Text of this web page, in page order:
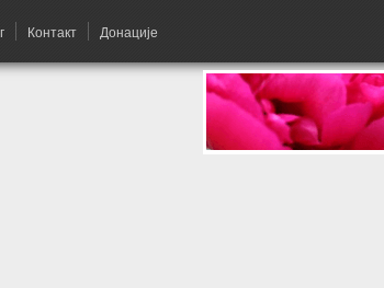
Контакт Донације